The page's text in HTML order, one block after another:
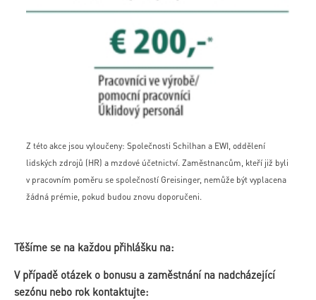
Z této akce jsou vyloučeny: Společnosti Schilhan a EWI, oddělení
lidských zdrojů (HR) a mzdové účetnictví. Zaměstnancům, kteří již byli
v pracovním poměru se společností Greisinger, nemůže být vyplacena
žádná prémie, pokud budou znovu doporučeni.
Těšíme se na každou přihlášku na:
V případě otázek o bonusu a zaměstnání na nadcházející
sezónu nebo rok kontaktujte: